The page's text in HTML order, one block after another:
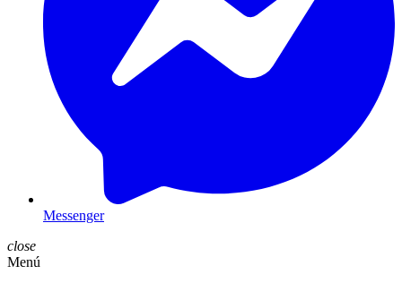
Messenger
close
Menú